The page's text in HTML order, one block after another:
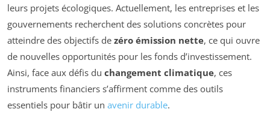
leurs projets écologiques. Actuellement, les entreprises et les
gouvernements recherchent des solutions concrètes pour
atteindre des objectifs de zéro émission nette, ce qui ouvre
de nouvelles opportunités pour les fonds d’investissement.
Ainsi, face aux défis du changement climatique, ces
instruments financiers s’affirment comme des outils
essentiels pour bâtir un avenir durable.